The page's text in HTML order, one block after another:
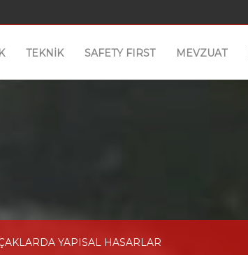
TEKNİK SAFETY FIRST MEVZUAT
YAPISAL HASARLAR